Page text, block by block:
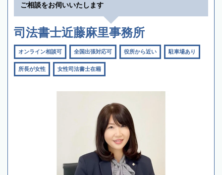
ご相談をお伺いいたします
司法書士近藤麻里事務所
オンライン相談可 全国出張対応可 役所から近い 駐車場あり
所長が女性 女性司法書士在籍